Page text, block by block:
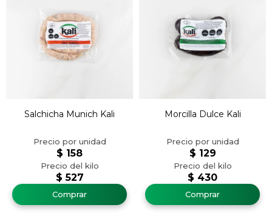
Salchicha Munich Kali
$ 527
$ 158
Morcilla Dulce Kali
$ 430
$ 129